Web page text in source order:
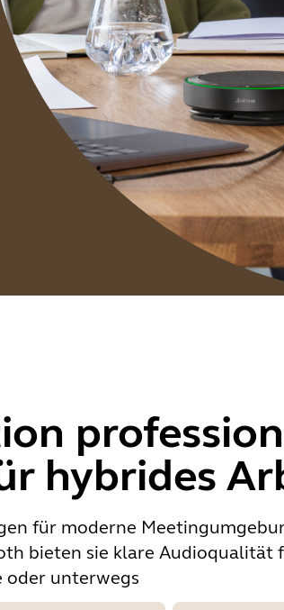
hybrides
für moderne
bieten sie klare Audioqualität
oder unterwegs